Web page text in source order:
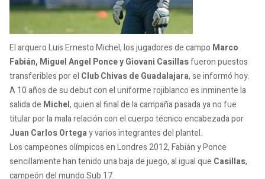
El arquero Luis Ernesto Michel, los jugadores de campo Marco
Fabián, Miguel Angel Ponce y Giovani Casillasfueron puestos
transferibles por el Club Chivas de Guadalajara, se informó hoy.
A 10 años de su debut con el uniforme rojiblanco es inminente la
salida de Michel, quien al final de la campaña pasada ya no fue
titular por la mala relación con el cuerpo técnico encabezada por
Juan Carlos Ortegay varios integrantes del plantel.
Los campeones olímpicos en Londres 2012, Fabián y Ponce
sencillamente han tenido una baja de juego, al igual que Casillas,
campeón del mundo Sub 17.